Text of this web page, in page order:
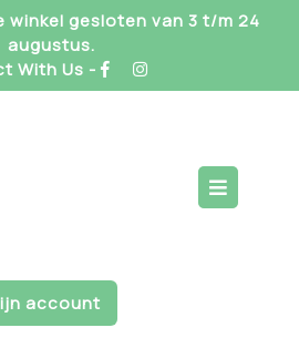
winkel gesloten van 3 t/m 24
augustus.
With Us -
account